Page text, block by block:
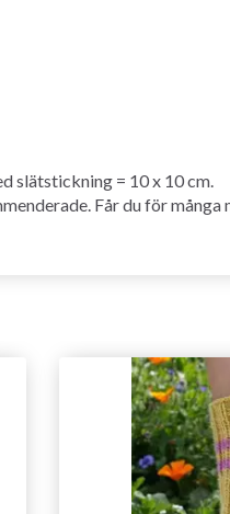
slätstickning = 10 x 10 cm.
Får du för
Spara